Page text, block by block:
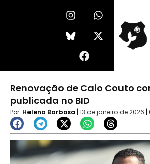
I
n
s
t
r
a
m
W
h
a
t
p
X
-
t
w
t
r
b
o
o
Renovação de Caio Couto
publicada no BID
Por: Helena Barbosa | 13 de janeiro de 2026 |